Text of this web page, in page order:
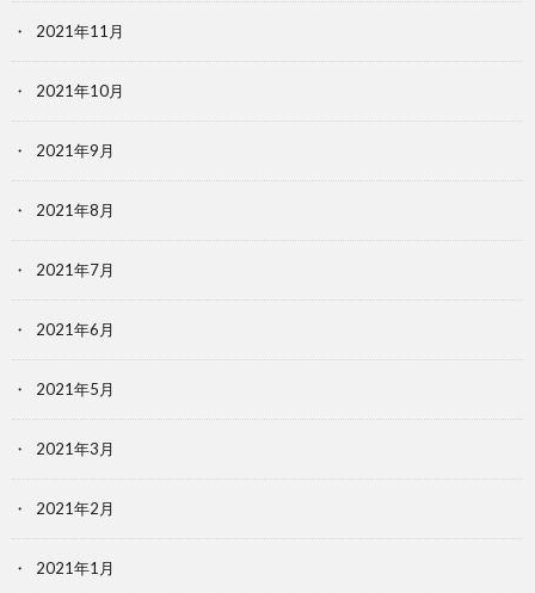
2021年11月
2021年10月
2021年9月
2021年8月
2021年7月
2021年6月
2021年5月
2021年3月
2021年2月
2021年1月